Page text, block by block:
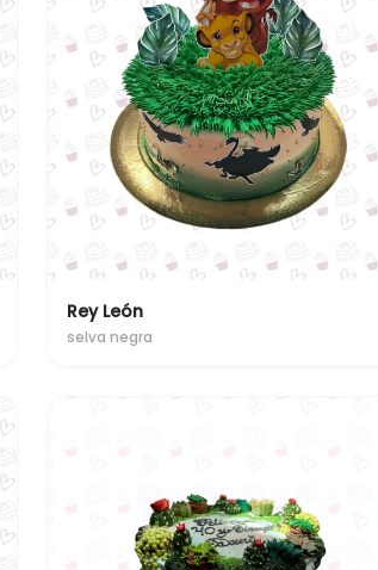
Rey León
selva negra